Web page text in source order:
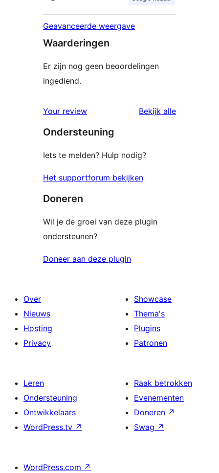
Geavanceerde weergave
Waarderingen
Er zijn nog geen beoordelingen
ingediend.
Your review Bekijk alle
Ondersteuning
Iets te melden? Hulp nodig?
Het supportforum bekijken
Doneren
Wil je de groei van deze plugin
ondersteunen?
Doneer aan deze plugin
Over
Nieuws
Hosting
Privacy
Showcase
Thema's
Plugins
Patronen
Leren
Ondersteuning
Ontwikkelaars
WordPress.tv ↗
Raak betrokken
Evenementen
Doneren ↗
Swag ↗
WordPress.com ↗